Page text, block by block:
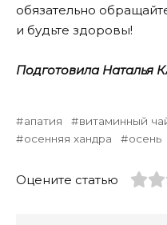
обязательно
и будьте здоровы!
Подготовила Наталья
апатия витаминный
осенняя хандра
осень
Оцените статью